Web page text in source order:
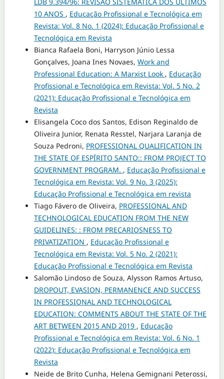
10 ANOS , Educação Profissional e Tecnológica em
Revista: Vol. 8 No. 1 (2024): Educação Profissional e
Tecnológica em Revista
Bianca Rafaela Boni, Harryson Júnio Lessa
Gonçalves, Joana Ines Novaes, Work and
Professional Education: A Marxist Look , Educação
Profissional e Tecnológica em Revista: Vol. 5 No. 2
(2021): Educação Profissional e Tecnológica em
Revista
Elisangela Coco dos Santos, Edison Reginaldo de
Oliveira Junior, Renata Resstel, Narjara Laranja de
Souza Pedroni, PROFESSIONAL QUALIFICATION IN
THE STATE OF ESPÍRITO SANTO:: FROM PROJECT TO
GOVERNMENT PROGRAM. , Educação Profissional e
Tecnológica em Revista: Vol. 9 No. 3 (2025):
Educação Profissional e Tecnológica em revista
Tiago Fávero de Oliveira, PROFESSIONAL AND
TECHNOLOGICAL EDUCATION FROM THE NEW
GUIDELINES: : FROM PRECARIOSNESS TO
PRIVATIZATION , Educação Profissional e
Tecnológica em Revista: Vol. 5 No. 2 (2021):
Educação Profissional e Tecnológica em Revista
Salomão Lindoso de Souza, Alysson Ramos Artuso,
DROPOUT, EVASION, PERMANENCE AND SUCCESS
IN PROFESSIONAL AND TECHNOLOGICAL
EDUCATION: COMMENTS ABOUT THE STATE OF THE
ART BETWEEN 2015 AND 2019 , Educação
Profissional e Tecnológica em Revista: Vol. 6 No. 1
(2022): Educação Profissional e Tecnológica em
Revista
Neide de Brito Cunha, Helena Gemignani Peterossi,